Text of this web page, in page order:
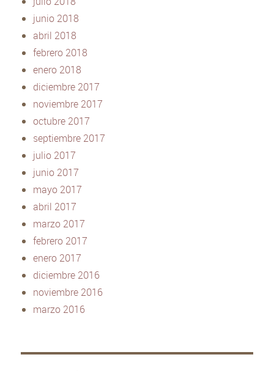
junio 2018
abril 2018
febrero 2018
enero 2018
diciembre 2017
noviembre 2017
octubre 2017
septiembre 2017
julio 2017
junio 2017
mayo 2017
abril 2017
marzo 2017
febrero 2017
enero 2017
diciembre 2016
noviembre 2016
marzo 2016